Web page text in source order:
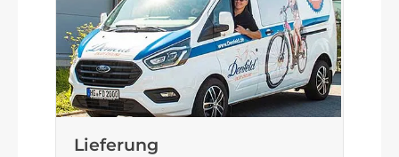
Acros AICR internal 1.1/8"-1.5" angle limit
Sattel
Selle Royal Explora Gel
Lieferung